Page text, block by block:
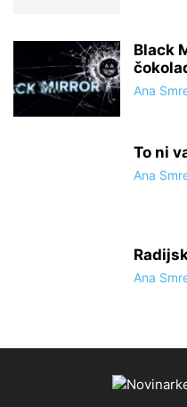
Black
Ana
To ni
Ana
Ana